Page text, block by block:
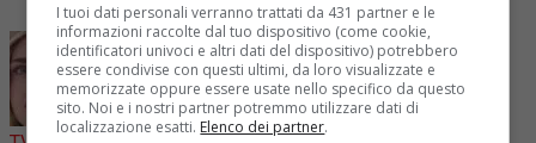
I tuoi dati personali verranno trattati da 431 partner e le
informazioni raccolte dal tuo dispositivo (come cookie,
identificatori univoci e altri dati del dispositivo) potrebbero
essere condivise con questi ultimi, da loro visualizzate e
memorizzate oppure essere usate nello specifico da questo
sito. Noi e i nostri partner potremmo utilizzare dati di
localizzazione esatti. Elenco dei partner.